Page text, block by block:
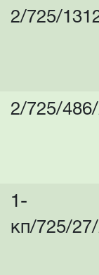
2/725/
2/725/
1-
кп/725/